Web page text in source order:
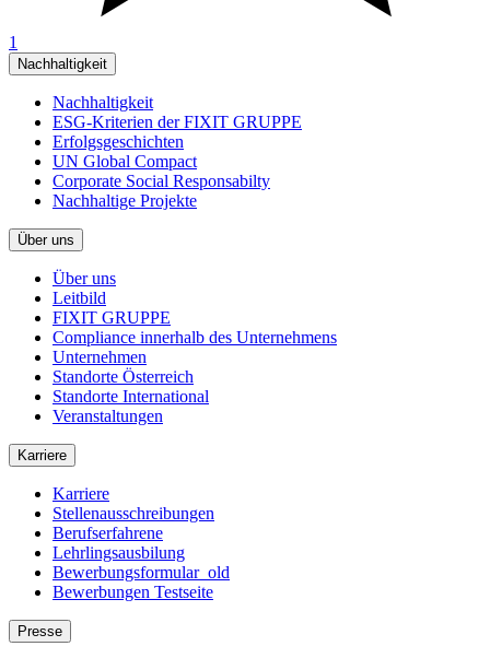
1
Nachhaltigkeit
Nachhaltigkeit
ESG-Kriterien der FIXIT GRUPPE
Erfolgsgeschichten
UN Global Compact
Corporate Social Responsabilty
Nachhaltige Projekte
Über uns
Über uns
Leitbild
FIXIT GRUPPE
Compliance innerhalb des Unternehmens
Unternehmen
Standorte Österreich
Standorte International
Veranstaltungen
Karriere
Karriere
Stellenausschreibungen
Berufserfahrene
Lehrlingsausbilung
Bewerbungsformular_old
Bewerbungen Testseite
Presse